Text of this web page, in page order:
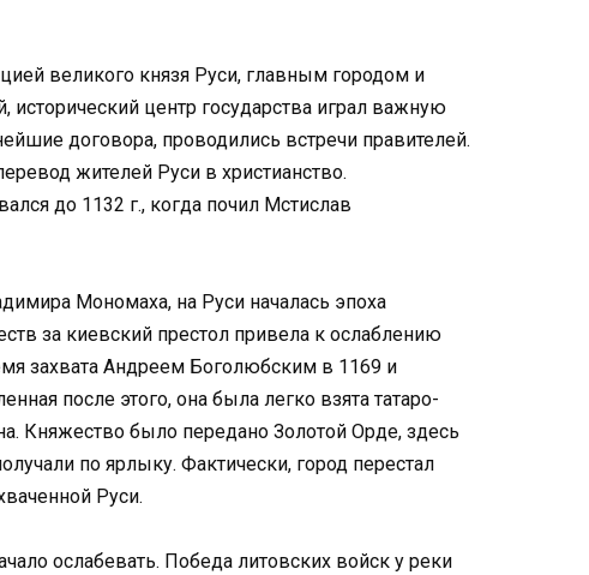
великого князя Руси, главным городом и
центр государства играл важную
договора, проводились встречи правителей.
жителей Руси в христианство.
до 1132 г., когда почил Мстислав
Мономаха, на Руси началась эпоха
за киевский престол привела к ослаблению
захвата Андреем Боголюбским в 1169 и
после этого, она была легко взята татаро-
Княжество было передано Золотой Орде, здесь
по ярлыку. Фактически, город перестал
Руси.
ослабевать. Победа литовских войск у реки